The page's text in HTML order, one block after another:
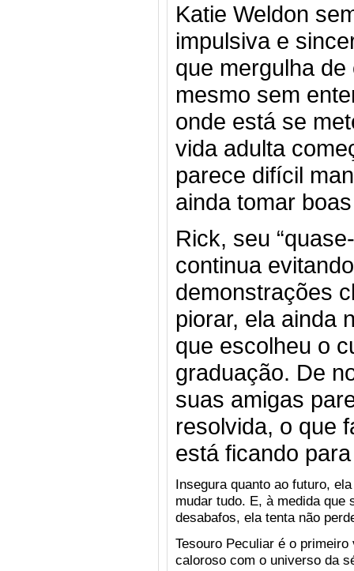
Katie Weldon
impulsiva e
que mergulha
mesmo sem
onde está se
vida adulta
parece difícil
ainda tomar
Rick, seu
continua
demonstrações
piorar, ela ainda
que escolheu o
graduação. De
suas amigas
resolvida, o que
está ficando
Insegura quanto ao futuro,
mudar tudo. E, à medida
desabafos, ela tenta não
Tesouro Peculiar é o
caloroso com o universo da